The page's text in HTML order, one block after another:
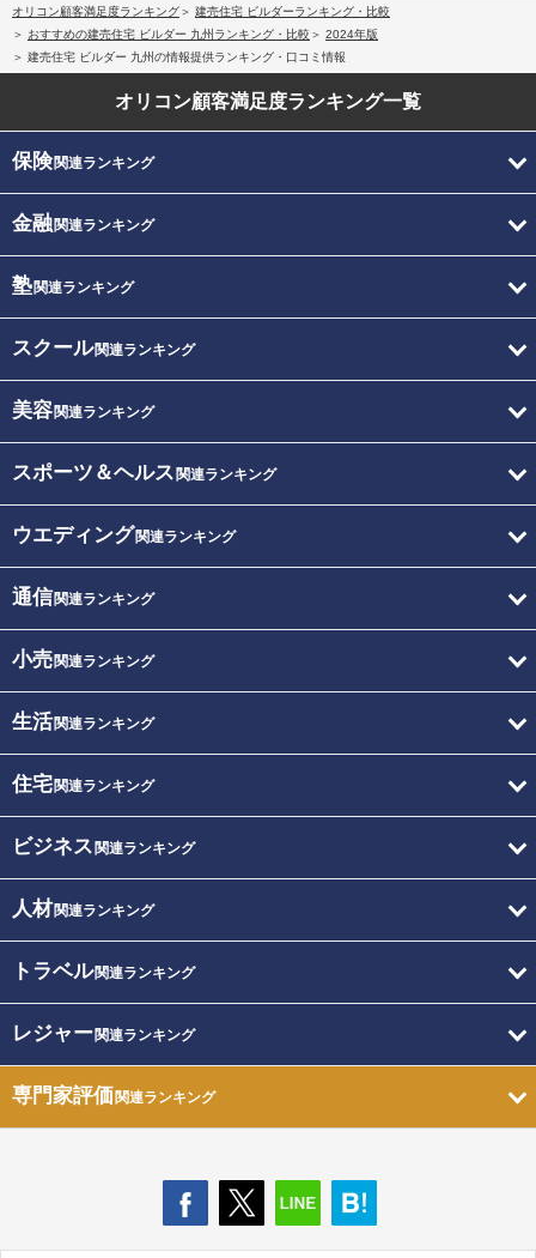
オリコン顧客満足度ランキング
建売住宅 ビルダーランキング・比較
おすすめの建売住宅 ビルダー 九州ランキング・比較
2024年版
建売住宅 ビルダー 九州の情報提供ランキング・口コミ情報
オリコン顧客満足度ランキング一覧
保険関連ランキング
金融関連ランキング
塾関連ランキング
スクール関連ランキング
美容関連ランキング
スポーツ＆ヘルス 関連ランキング
ウエディング関連ランキング
通信関連ランキング
小売関連ランキング
生活関連ランキング
住宅関連ランキング
ビジネス 関連ランキング
人材関連ランキング
トラベル関連ランキング
レジャー関連ランキング
専門家評価関連ランキング